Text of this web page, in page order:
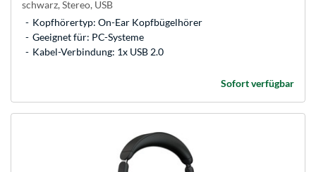
schwarz, Stereo, USB
Kopfhörertyp: On-Ear Kopfbügelhörer
Geeignet für: PC-Systeme
Kabel-Verbindung: 1x USB 2.0
Sofort verfügbar